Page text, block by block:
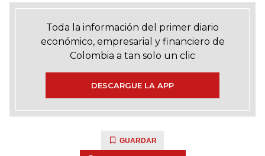
Toda la información del primer diario
económico, empresarial y financiero de
Colombia a tan solo un clic
DESCARGUE LA APP
GUARDAR